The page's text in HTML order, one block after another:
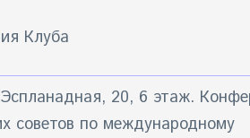
Клуба
20, 6 этаж.
советов по международному